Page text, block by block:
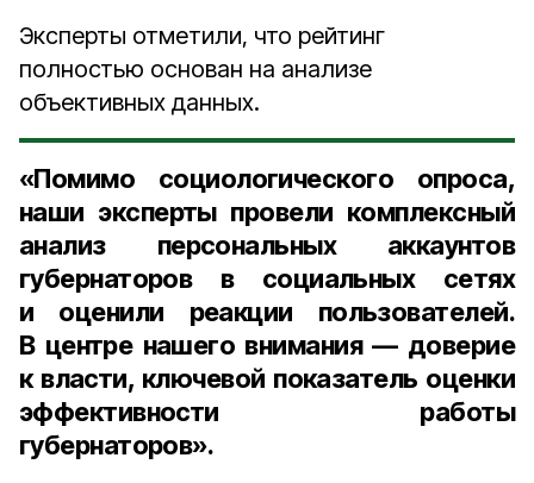
Эксперты отметили, что рейтинг
полностью основан на анализе
объективных данных.
«Помимо социологического опроса,
наши эксперты провели комплексный
анализ персональных аккаунтов
губернаторов в социальных сетях
и оценили реакции пользователей.
В центре нашего внимания — доверие
к власти, ключевой показатель оценки
эффективности работы
губернаторов».